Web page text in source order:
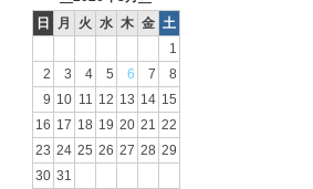
日
月 火 水 木 金 土
1
2
3 4 5 6 7
8
9 10 11 12 13 14 15
16 17 18 19 20 21 22
23 24 25 26 27 28 29
30 31